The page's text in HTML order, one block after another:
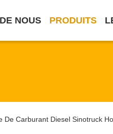
NOUS PRODUITS
De Carburant Diesel Sinotruck